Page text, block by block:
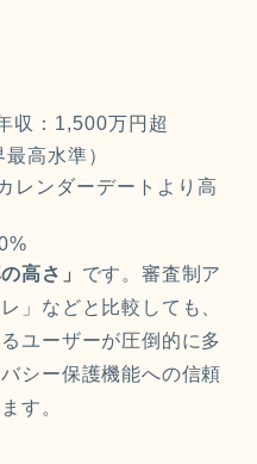
収：1,500万円超
高水準）
レンダーデートより高
高さ」 です。審査制ア
」などと比較しても、
ユーザーが圧倒的に多
シー保護機能への信頼
す。